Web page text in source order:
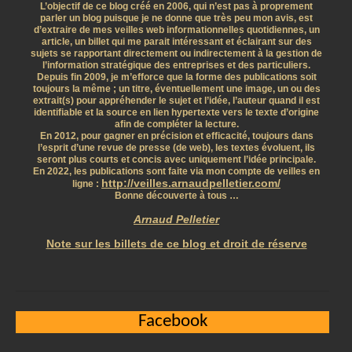
L’objectif de ce blog créé en 2006, qui n’est pas à proprement
parler un blog puisque je ne donne que très peu mon avis, est
d’extraire de mes veilles web informationnelles quotidiennes, un
article, un billet qui me parait intéressant et éclairant sur des
sujets se rapportant directement ou indirectement à la gestion de
l’information stratégique des entreprises et des particuliers.
Depuis fin 2009, je m’efforce que la forme des publications soit
toujours la même ; un titre, éventuellement une image, un ou des
extrait(s) pour appréhender le sujet et l’idée, l’auteur quand il est
identifiable et la source en lien hypertexte vers le texte d’origine
afin de compléter la lecture.
En 2012, pour gagner en précision et efficacité, toujours dans
l’esprit d’une revue de presse (de web), les textes évoluent, ils
seront plus courts et concis avec uniquement l’idée principale.
En 2022, les publications sont faite via mon compte de veilles en
ligne : http://veilles.arnaudpelletier.com/
Bonne découverte à tous …
Arnaud Pelletier
Note sur les billets de ce blog et droit de réserve
Facebook